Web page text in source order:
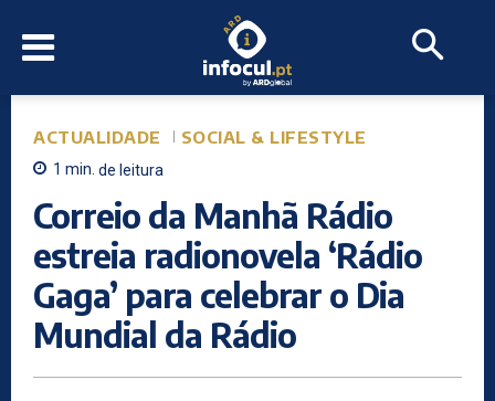
ACTUALIDADE SOCIAL & LIFESTYLE
1 min. de leitura
Correio da Manhã Rádio
estreia radionovela ‘Rádio
Gaga’ para celebrar o Dia
Mundial da Rádio